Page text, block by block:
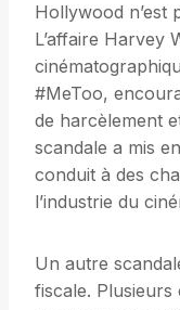
Hollywood n’est
L’affaire Harvey
#MeToo,
de harcèlement
scandale a mis
conduit à des
l’industrie du
Un autre
fiscale. Plusieurs